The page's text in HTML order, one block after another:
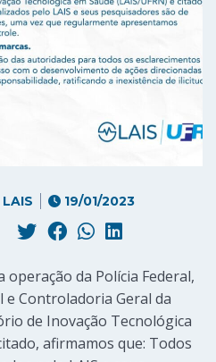
19/01/2023
operação da Polícia Federal,
Controladoria Geral da
de Inovação Tecnológica
afirmamos que: Todos